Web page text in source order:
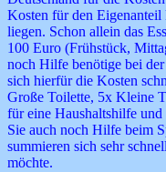
Kosten für den
liegen. Schon allein das
100 Euro (Frühstück,
noch Hilfe benötige bei
sich hierfür die Kosten
Große Toilette, 5x Kleine
für eine Haushaltshilfe
Sie auch noch Hilfe beim
summieren sich sehr
möchte.